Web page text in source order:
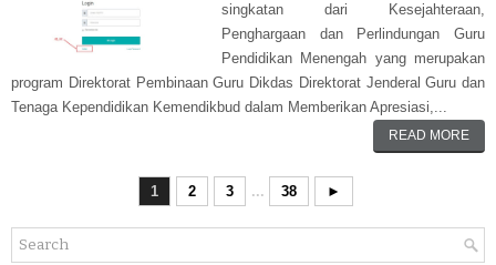
singkatan dari Kesejahteraan,
Penghargaan dan Perlindungan Guru
Pendidikan Menengah yang merupakan
program Direktorat Pembinaan Guru Dikdas Direktorat Jenderal Guru dan
Tenaga Kependidikan Kemendikbud dalam Memberikan Apresiasi,...
READ MORE
1 2 3 ... 38 ►